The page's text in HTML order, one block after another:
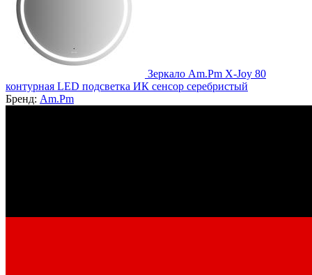
Зеркало Am.Pm X-Joy 80
контурная LED подсветка ИК сенсор серебристый
Бренд: Am.Pm